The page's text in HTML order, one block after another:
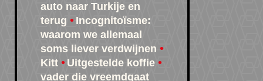
auto naar Turkije en
terug
Incognitoïsme:
waarom we allemaal
soms liever verdwijnen
Kitt
Uitgestelde koffie
vader die vreemdgaat